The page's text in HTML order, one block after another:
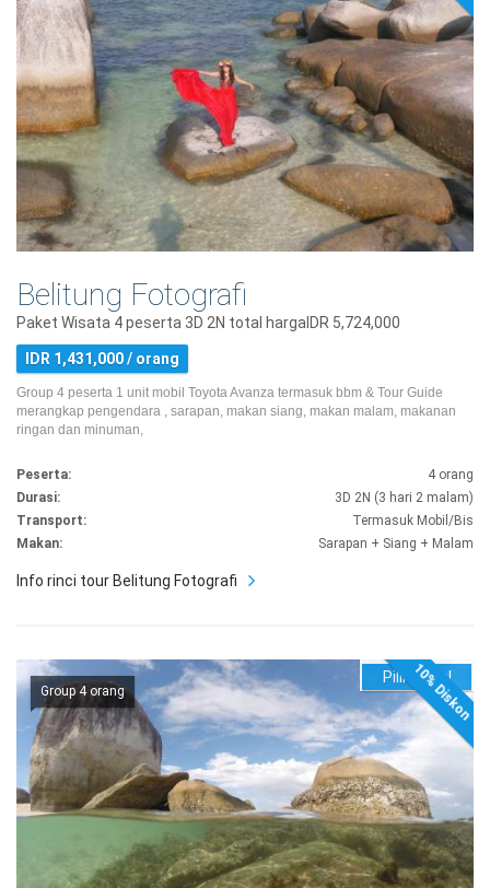
Belitung Fotografi
Paket Wisata 4 peserta 3D 2N total hargaIDR 5,724,000
IDR 1,431,000 / orang
Group 4 peserta 1 unit mobil Toyota Avanza termasuk bbm & Tour Guide
merangkap pengendara , sarapan, makan siang, makan malam, makanan
ringan dan minuman,
Peserta:
4 orang
Durasi:
3D 2N (3 hari 2 malam)
Transport:
Termasuk Mobil/Bis
Makan:
Sarapan + Siang + Malam
Info rinci tour Belitung Fotografi
Group 4 orang
Pilih Hotel
10% Diskon